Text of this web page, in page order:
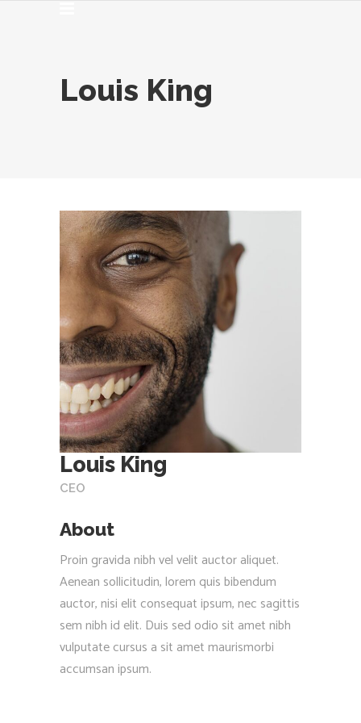
Louis King
Louis King
CEO
About
Proin gravida nibh vel velit auctor aliquet.
Aenean sollicitudin, lorem quis bibendum
auctor, nisi elit consequat ipsum, nec sagittis
sem nibh id elit. Duis sed odio sit amet nibh
vulputate cursus a sit amet maurismorbi
accumsan ipsum.